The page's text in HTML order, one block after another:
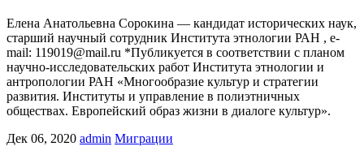
Елена Анатольевна Сорокина — кандидат исторических наук,
старший научный сотрудник Института этнологии РАН , e-
mail: 119019@mail.ru *Публикуется в соответствии с планом
научно-исследовательских работ Института этнологии и
антропологии РАН «Многообразие культур и стратегии
развития. Институты и управление в полиэтничных
обществах. Европейский образ жизни в диалоге культур».
Дек 06, 2020 admin Миграции